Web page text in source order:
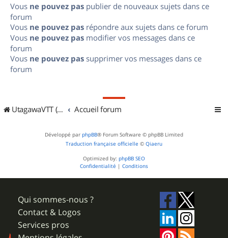
Vous ne pouvez pas publier de nouveaux sujets dans ce
forum
Vous ne pouvez pas répondre aux sujets dans ce forum
Vous ne pouvez pas modifier vos messages dans ce
forum
Vous ne pouvez pas supprimer vos messages dans ce
forum
UtagawaVTT (Randos VTT et VTTAE avec traces GPS) Accueil forum
Développé par phpBB® Forum Software © phpBB Limited
Traduction française officielle © Qiaeru
Optimized by: phpBB SEO
Confidentialité | Conditions
Qui sommes-nous ?
Contact & Logos
Services pros